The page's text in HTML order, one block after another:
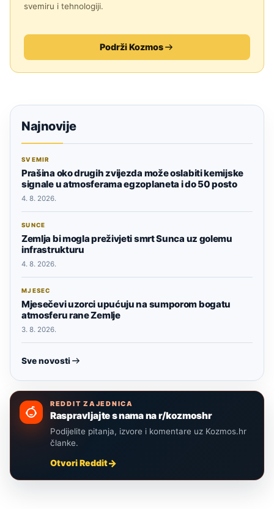
svemiru i tehnologiji.
Podrži Kozmos
Najnovije
SVEMIR
Prašina oko drugih zvijezda može oslabiti kemijske
signale u atmosferama egzoplaneta i do 50 posto
4. 8. 2026.
SUNCE
Zemlja bi mogla preživjeti smrt Sunca uz golemu
infrastrukturu
4. 8. 2026.
MJESEC
Mjesečevi uzorci upućuju na sumporom bogatu
atmosferu rane Zemlje
3. 8. 2026.
Sve novosti
REDDIT ZAJEDNICA
Raspravljajte s nama na r/kozmoshr
Podijelite pitanja, izvore i komentare uz Kozmos.hr
članke.
Otvori Reddit